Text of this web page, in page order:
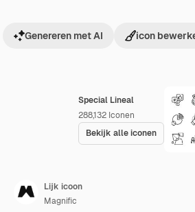
Special Lineal
288,132 Iconen
Bekijk alle iconen
Genereren met AI icon
Lijk icoon
Magnific